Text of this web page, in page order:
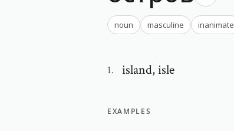
noun masculine inanimate
1. island,isle
EXAMPLES